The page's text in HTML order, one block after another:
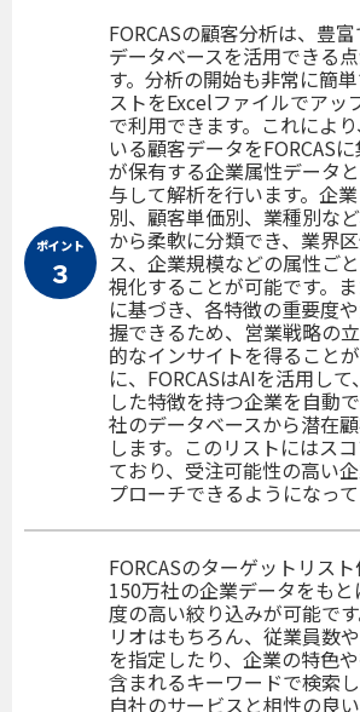
ポイント
３
FORCASの顧客分析は、豊
データベースを活用できる
す。分析の開始も非常に簡
ストをExcelファイルでアッ
で利用できます。これによ
いる顧客データをFORCAS
が保有する企業属性データ
与して解析を行います。企
別、顧客単価別、業種別な
から柔軟に分類でき、業界
ス、企業規模などの属性ご
視化することが可能です。
に基づき、各特徴の重要度
握できるため、営業戦略の
的なインサイトを得ること
に、FORCASはAIを活用し
した特徴を持つ企業を自動
社のデータベースから潜在
します。このリストにはス
ており、受注可能性の高い
プローチできるようになって
FORCASのターゲットリス
150万社の企業データをも
度の高い絞り込みが可能で
リオはもちろん、従業員数
を指定したり、企業の特色
含まれるキーワードで検索し
自社のサービスと相性の良